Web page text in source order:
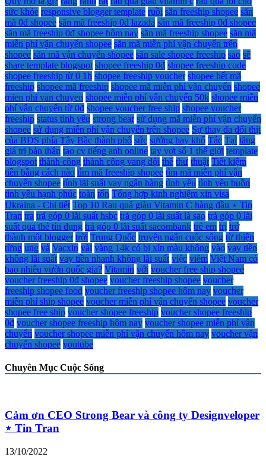
sức khỏe responsive blogger template ruồi săn freeship shopee săn
mã 0đ shopee săn mã freeship 0đ lazada săn mã freeship 0đ shopee
săn mã freeship 0đ shopee hôm nay săn mã freeship shopee săn mã
miễn phí vận chuyển shopee săn mã miễn phí vận chuyển trên
shopee săn mã vận chuyển shopee săn sale shopee freeship sao sẽ
share template blogspot shopee freeship 0đ shopee freeship code
shopee freeship từ 0 1h shopee freeship voucher shopee hết mã
freeship shopee mã freeship shopee mã miễn phí vận chuyển shopee
mien phi van chuyen shopee miễn phí vận chuyển 50k shopee miễn
phí vận chuyển từ 0đ shopee voucher free ship shopee voucher
freeship status tình yêu strong bear sử dụng mã miễn phí vận chuyển
shopee sử dụng miễn phí vận chuyển trên shopee Sự thay da đổi thịt
của BĐS phía Tây Bắc thành phố sức sướng hay khổ Tác Tại tăng
giá trị bản thân tạo cv tiếng anh online tay vợt số 1 thế giới template
blogspot thành công thành công vang dội thế thư thuật Tiết kiệm
tiền bằng cách nào tìm mã freeship shopee tìm mã miễn phí vận
chuyển shopee tính lãi suất vay ngân hàng tình yêu tình yêu buồn
tình yêu hạnh phúc toàn tổn Tổng hợp kinh nghiệm xin visa
Ukraina - Chi tiết Top 10 Rau quả giàu Vitamin C hàng đầu ⋆ Tin
Tran tra trả góp 0 lãi suất hsbc trả góp 0 lãi suất là sao trả góp 0 lãi
suất qua thẻ tín dụng trả góp 0 lãi suất sacombank trẻ em trị trở
thành một blogger trời Trung Quốc truyện ngắn cuộc sống từ thiện
từng ung và Vacxin vài vàng 14k có bị xỉn màu không vào vay tiền
không lãi suất vay tiền nhanh không lãi suất việc viêm Việt Nam có
bao nhiêu vườn quốc gia? Vitamin với voucher free ship shopee
voucher freeship 0đ shopee voucher freeship shopee voucher
freeship shopee food voucher freeship shopee hôm nay voucher
miễn phí ship shopee voucher miễn phí vận chuyển shopee voucher
shopee free ship voucher shopee freeship voucher shopee freeship
0đ voucher shopee freeship hôm nay voucher shopee miễn phí vận
chuyển voucher shopee miễn phí vận chuyển hôm nay voucher vận
chuyển shopee youtube
Chuyên Mục Cuộc Sống
Cảm ơn CEO Strong Bear và công ty Designveloper
⋆ Tin Tran
13/10/2022